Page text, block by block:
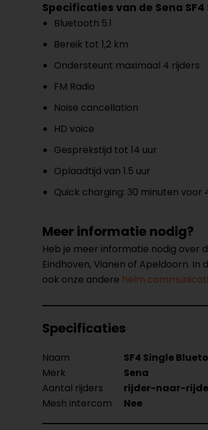
Specificaties van de Sena
Bluetooth 5.1
Bereik tot 1,2 km
Ondersteunt maximaal 4 rijders
FM Radio
Noise cancellation
HD voice
Gesprekstijd tot 14 uur
Oplaadtijd van 1.5 uur
Quick charging: 30 minuten voor
Meer informatie nodig?
Heb je meer informatie nodig over
Eindhoven, Vianen of Apeldoorn.
ook onze andere helm
Specificaties
Naam SF4 Single
Merk
Sena
Aantal rijders
rijder-naar-
Mesh intercom
Nee